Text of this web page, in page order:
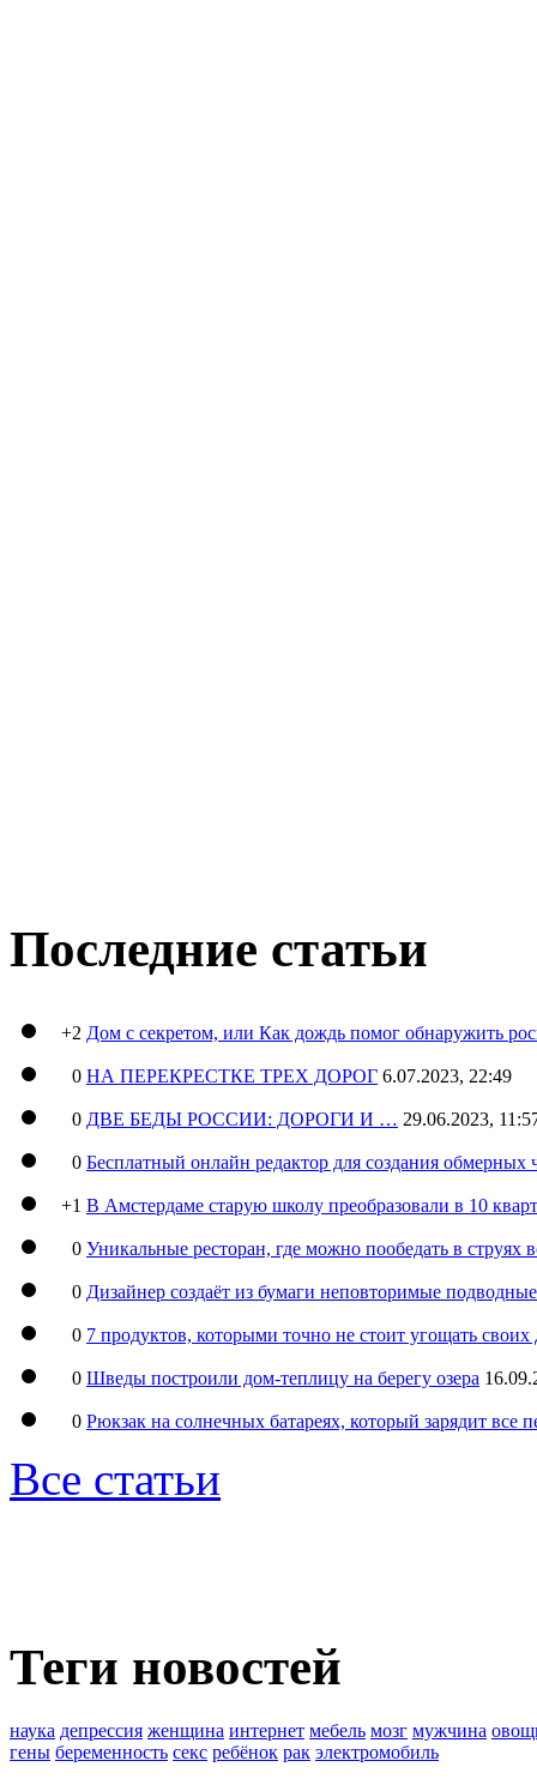
Последние статьи
+2 Дом с секретом, или Как дождь помог обнаружить
0 НА ПЕРЕКРЕСТКЕ ТРЕХ ДОРОГ 6.07.2023, 22:49
0 ДВЕ БЕДЫ РОССИИ: ДОРОГИ И … 29.06.2023,
0 Бесплатный онлайн редактор для создания обмерных
+1 В Амстердаме старую школу преобразовали в 10
0 Уникальные ресторан, где можно пообедать в струях
0 Дизайнер создаёт из бумаги неповторимые
0 7 продуктов, которыми точно не стоит угощать
0 Шведы построили дом-теплицу на берегу озера
0 Рюкзак на солнечных батареях, который зарядит все
Все статьи
Теги новостей
наука депрессия женщина интернет мебель мозг мужчина
гены беременность секс ребёнок рак электромобиль